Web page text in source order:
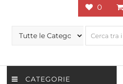
0
CATEGORIE